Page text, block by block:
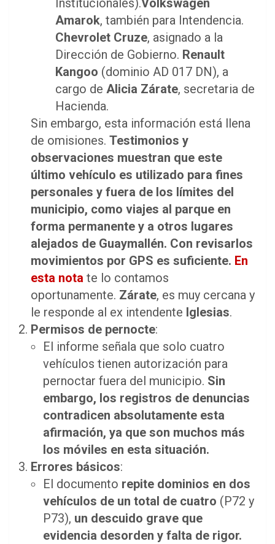
Institucionales).Volkswagen
Amarok, también para Intendencia.
Chevrolet Cruze, asignado a la
Dirección de Gobierno. Renault
Kangoo (dominio AD 017 DN), a
cargo de Alicia Zárate, secretaria de
Hacienda.
Sin embargo, esta información está llena
de omisiones. Testimonios y
observaciones muestran que este
último vehículo es utilizado para fines
personales y fuera de los límites del
municipio, como viajes al parque en
forma permanente y a otros lugares
alejados de Guaymallén. Con revisarlos
movimientos por GPS es suficiente. En
esta nota te lo contamos
oportunamente. Zárate, es muy cercana y
le responde al ex intendente Iglesias.
Permisos de pernocte:
El informe señala que solo cuatro
vehículos tienen autorización para
pernoctar fuera del municipio. Sin
embargo, los registros de denuncias
contradicen absolutamente esta
afirmación, ya que son muchos más
los móviles en esta situación.
Errores básicos:
El documento repite dominios en dos
vehículos de un total de cuatro (P72 y
P73), un descuido grave que
evidencia desorden y falta de rigor.